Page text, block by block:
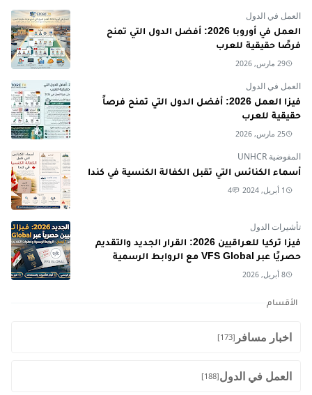
العمل في الدول
العمل في أوروبا 2026: أفضل الدول التي تمنح
فرصًا حقيقية للعرب
29 مارس, 2026
العمل في الدول
فيزا العمل 2026: أفضل الدول التي تمنح فرصاً
حقيقية للعرب
25 مارس, 2026
المفوضية UNHCR
أسماء الكنائس التي تقبل الكفالة الكنسية في كندا
1 أبريل, 2024 4
تأشيرات الدول
فيزا تركيا للعراقيين 2026: القرار الجديد والتقديم
حصريًا عبر VFS Global مع الروابط الرسمية
8 أبريل, 2026
الأقسام
اخبار مسافر [173]
العمل في الدول[188]